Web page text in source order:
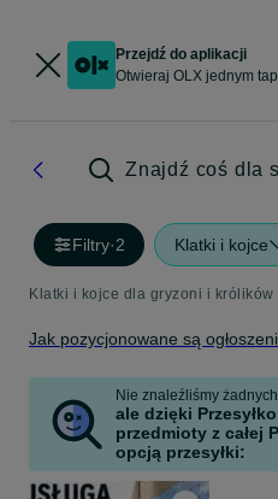
Przejdź do aplikacji
Otwieraj OLX jednym
Znajdź coś dla
Filtry·2 Klatki i kojce
Klatki i kojce dla gryzoni i królików
Jak pozycjonowane są
Nie znaleźliśmy
ale dzięki
przedmioty z całej
opcją przesyłki: